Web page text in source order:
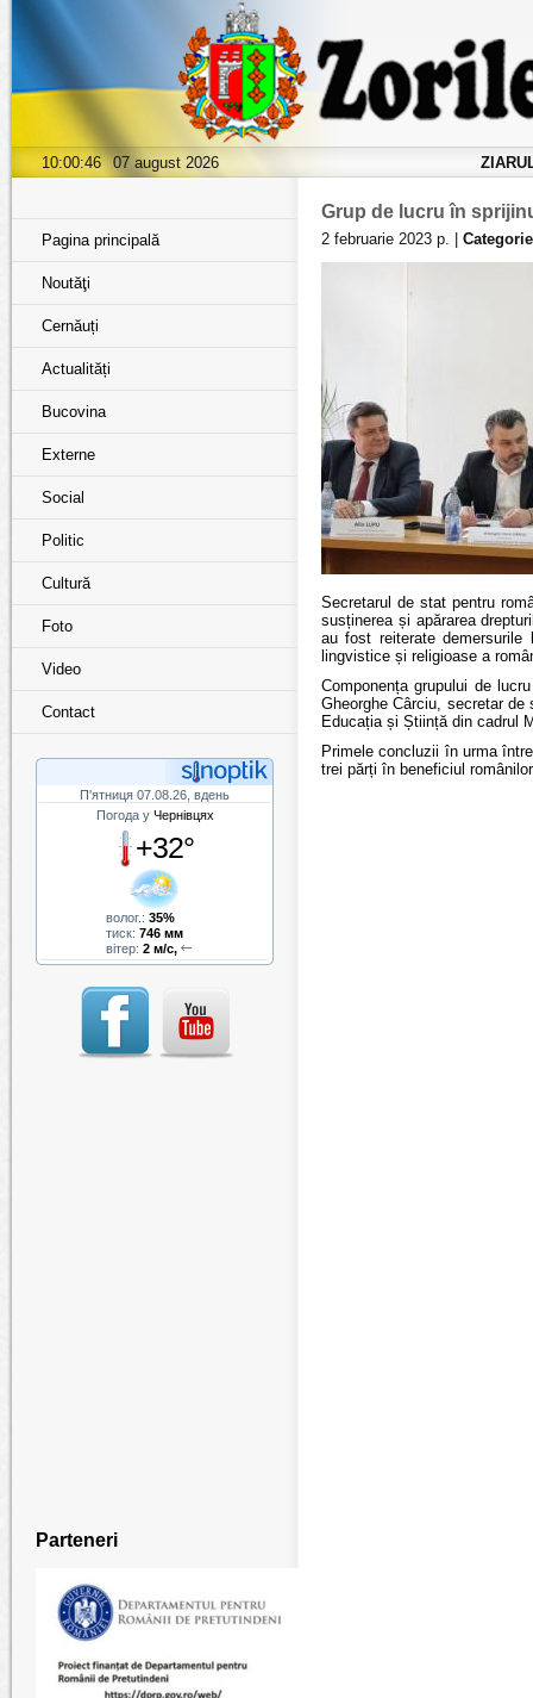
10:00:47 07 august 2026
Pagina principală
Noutăţi
Cernăuți
Actualități
Bucovina
Externe
Social
Politic
Cultură
Foto
Video
Contact
П'ятниця 07.08.26, вдень
Погода у Чернівцях
+32°
волог.: 35%
тиск: 746 мм
вітер: 2 м/с,
Parteneri
Grup de lucru în
2 februarie 2023 р. |
Secretarul de stat pentru
susținerea și apărarea
au fost reiterate
lingvistice și religioase a
Componența grupului de
Gheorghe Cârciu, secretar
Educația și Știință din cadrul
Primele concluzii în urma
trei părți în beneficiul